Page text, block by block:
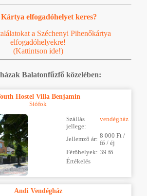
elfogadóhelyet keres?
a Széchenyi Pihenőkártya
elfogadóhelyekre!
(Kattintson ide!)
Balatonfűzfő közelében:
Hostel Villa Benjamin
Siófok
Szállás
jellege:
vendégház
Jellemző ár: 8 000 Ft /
fő / éj
Férőhelyek: 39 fő
Értékelés
Andi Vendégház